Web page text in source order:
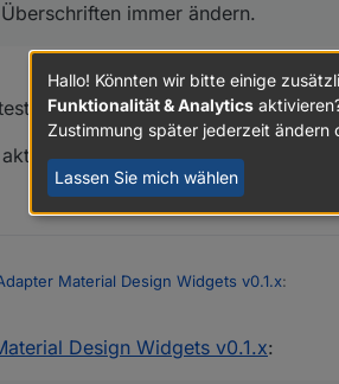
immer ändern.
du auch mit Bindings und dem
master.
Material Design Widgets v0.1.x:
wenn das Telefon klingelt
Design Widgets v0.1.x:
Hallo! Könnten wir bitte einige
Funktionalität & Analytics
Zustimmung später jederzeit ändern
Lassen Sie mich wählen